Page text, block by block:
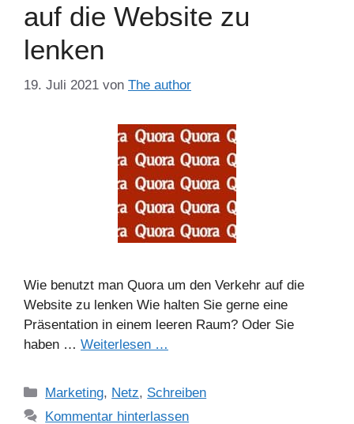
auf die Website zu
lenken
19. Juli 2021 von The author
Wie benutzt man Quora um den Verkehr auf die
Website zu lenken Wie halten Sie gerne eine
Präsentation in einem leeren Raum? Oder Sie
haben … Weiterlesen …
Kategorien
Marketing, Netz, Schreiben
Kommentar hinterlassen